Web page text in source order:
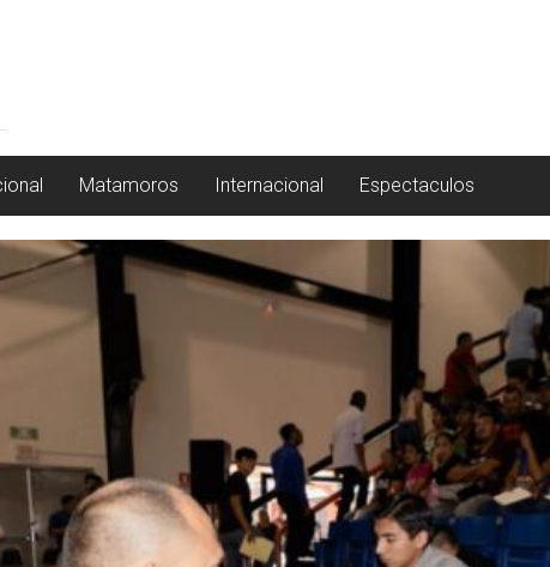
Matamoros Internacional Espectaculos